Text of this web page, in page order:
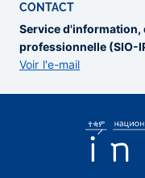
CONTACT
Service
professionnelle (SIO-
Voir l'e-mail